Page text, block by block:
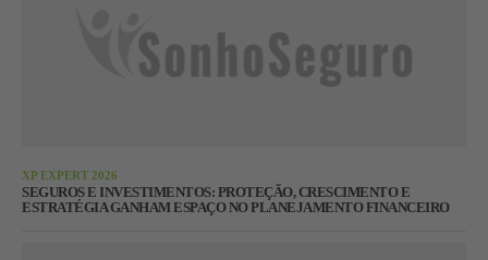
XP EXPERT 2026
SEGUROS E INVESTIMENTOS: PROTEÇÃO, CRESCIMENTO E
ESTRATÉGIA GANHAM ESPAÇO NO PLANEJAMENTO FINANCEIRO